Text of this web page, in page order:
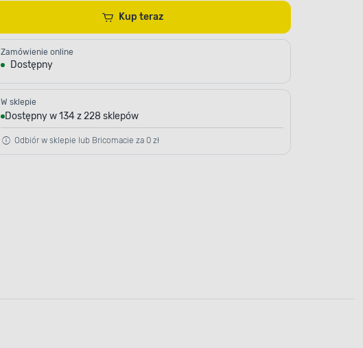
Kup teraz
Zamówienie online
Dostępny
W sklepie
Dostępny w 134 z 228 sklepów
Odbiór w sklepie lub Bricomacie za 0 zł